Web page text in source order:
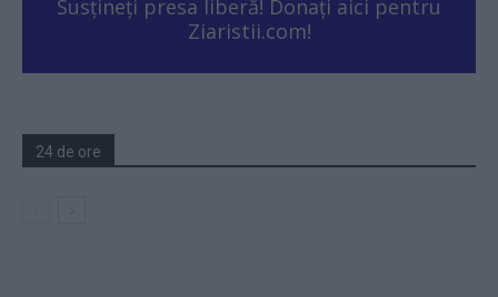
Susțineți presa liberă! Donați aici pentru
Ziaristii.com!
24 de ore